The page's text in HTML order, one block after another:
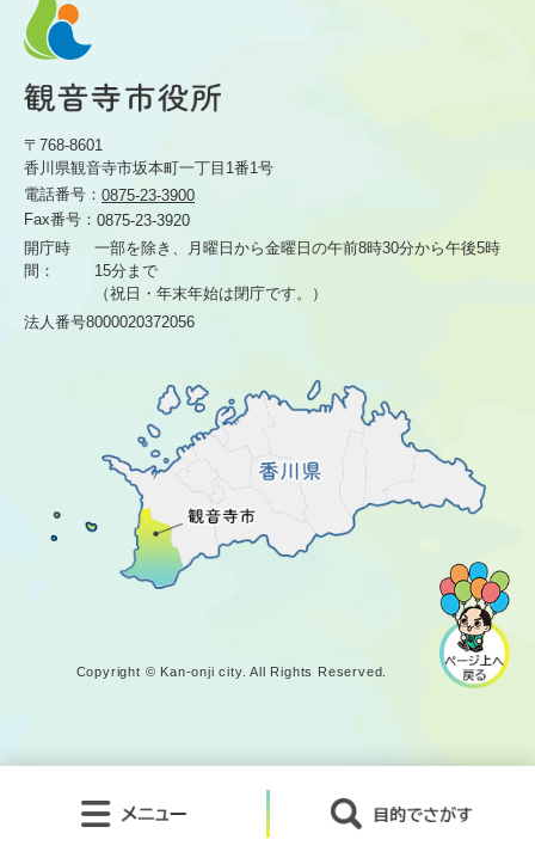
目
〒768-8601
香川県観音寺市坂本町一丁目1番1号
電話番号： 0875-23-3900
Fax番号： 0875-23-3920
開庁時
間：
一部を除き、月曜日から金曜日の午前8時30分から午後5時
15分まで
（祝日・年末年始は閉庁です。）
法人番号8000020372056
Copyright © Kan-onji city. All Rights Reserved.